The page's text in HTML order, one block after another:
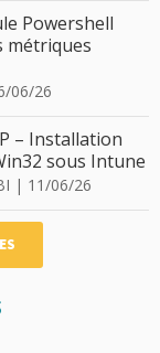
Powershell
métriques
06/26
– Installation
sous Intune
| 11/06/26